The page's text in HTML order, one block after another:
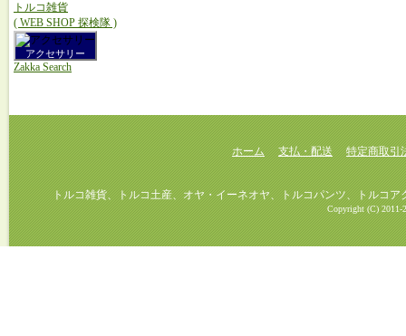
トルコ雑貨
( WEB SHOP 探検隊 )
アクセサリー
Zakka Search
ホーム 支払・配送 特定商取引
トルコ雑貨、トルコ土産、オヤ・イーネオヤ、トルコパンツ、トルコアク
Copyright (C) 2011-